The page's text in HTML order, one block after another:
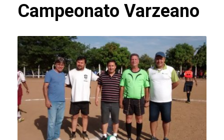
Campeonato Varzeano